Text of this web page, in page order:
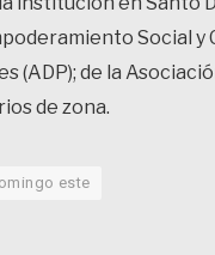
Social
(ADP); de la
de zona.
este